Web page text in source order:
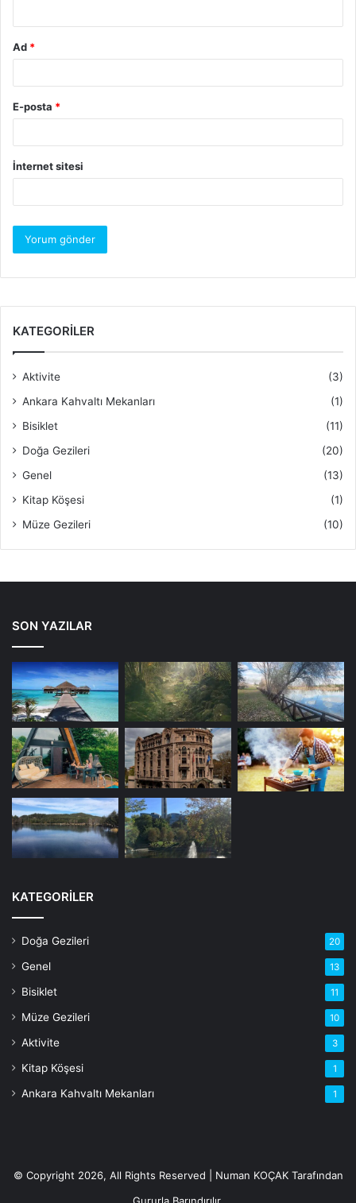
bulunan Damlataş Mağarası’ndan kat kat büyük bir mağara.
Ankara Tulumtaş mağarası
) Türkiye’nin
en büyük Damlataş Mağarası konumunda yer alıyor.
yapısına sahip. İç içe geçmiş labirent gibi birçok galeri ve
açılmayı bekliyor. Sarkıt ve dikitler kırılıp yağmalanmış,
mağara içerisinde ateş yakılmış, bira şişeleri, soda şişeleri
gibi çeşitli çöpler atılmış ve duvarlara oklar çizilip
başkentin en büyük doğa harikası tahrip edilmiş.
YetkililerinAnkara Damlataş Mağarası ‘ na hâlâ gereken
önemi vermemesi Türkiye açısından gerçekten utanç
kaynağı bir tablo çiziyor. (Tulumtaş Cave
SAYGILARIMLA
Ad *
E-posta *
İnternet sitesi
KATEGORILER
Aktivite
(3)
Ankara Kahvaltı Mekanları
(1)
Bisiklet
(11)
Doğa Gezileri
(20)
Genel
(13)
Kitap Köşesi
(1)
Müze Gezileri
(10)
SON YAZILAR
KATEGORILER
Doğa Gezileri 20
Genel 13
Bisiklet 11
Müze Gezileri 10
Aktivite 3
Kitap Köşesi 1
Ankara Kahvaltı Mekanları 1
© Copyright 2026, All Rights Reserved | Numan KOÇAKTarafından
Gururla Barındırılır.